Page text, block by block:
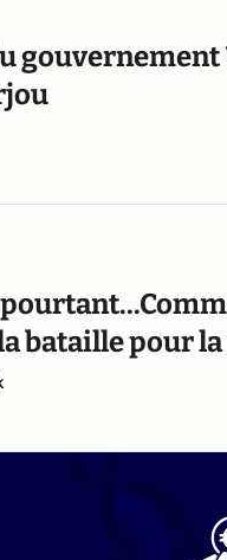
gouvernement
bataille pour